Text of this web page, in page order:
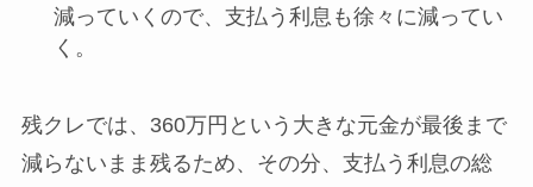
減っていくので、支払う利息も徐々に減ってい
く。
残クレでは、360万円という大きな元金が最後まで
減らないまま残るため、その分、支払う利息の総